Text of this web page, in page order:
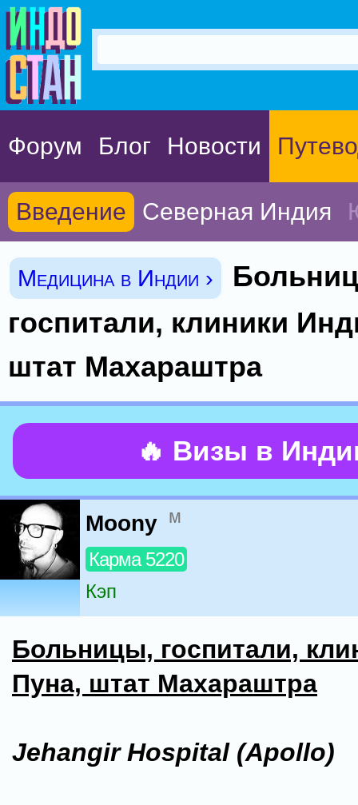
Форум Блог Новости
Введение Северная Индия
Медицина в Индии ›
госпитали, клиники
штат Махараштра
🔥 Визы в
Moony м
Карма 5220
Кэп
Больницы, госпитали,
Пуна, штат Махараштра
Jehangir Hospital (Apollo)